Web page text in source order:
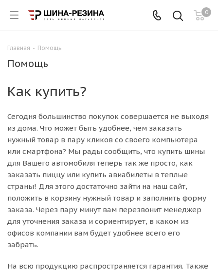
0
Главная - Помощь
Помощь
Как купить?
Сегодня большинство покупок совершается не выходя
из дома. Что может быть удобнее, чем заказать
нужный товар в пару кликов со своего компьютера
или смартфона? Мы рады сообщить, что купить шины
для Вашего автомобиля теперь так же просто, как
заказать пиццу или купить авиабилеты в теплые
страны! Для этого достаточно зайти на наш сайт,
положить в корзину нужный товар и заполнить форму
заказа. Через пару минут вам перезвонит менеджер
для уточнения заказа и сориентирует, в каком из
офисов компании вам будет удобнее всего его
забрать.
На всю продукцию распространяется гарантия. Также